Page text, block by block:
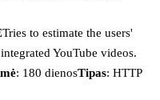
Tries to estimate the users'
YouTube videos.
: 180 dienosTipas: HTTP